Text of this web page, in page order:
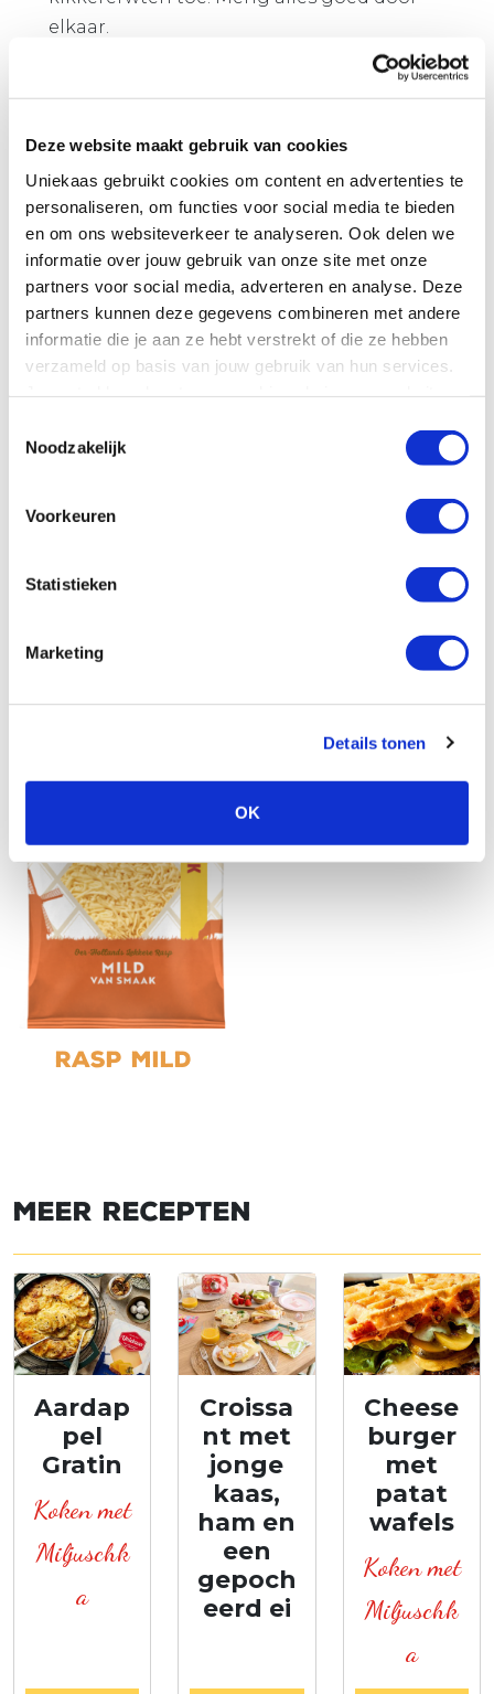
Deze website maakt gebruik van cookies
Uniekaas gebruikt cookies om content en advertenties te
personaliseren, om functies voor social media te bieden
en om ons websiteverkeer te analyseren. Ook delen we
informatie over jouw gebruik van onze site met onze
partners voor social media, adverteren en analyse. Deze
partners kunnen deze gegevens combineren met andere
informatie die je aan ze hebt verstrekt of die ze hebben
verzameld op basis van jouw gebruik van hun services.
Noodzakelijk
Voorkeuren
Statistieken
Marketing
Details tonen
OK
elkaar.
Verdeel de Uniekaas Geraspte kaas en de
kruiden gelijkmatig over de groenten en zet
ovenschaal nogmaals 5 minuten in de oven.
Gerelateerde producten
Rasp Mild
Meer recepten
Aardap
pel
Gratin
Koken met
Miljuschk
a
Croissa
nt met
jonge
kaas,
ham en
een
gepoch
eerd ei
Cheese
burger
met
patat
wafels
Koken met
Miljuschk
a